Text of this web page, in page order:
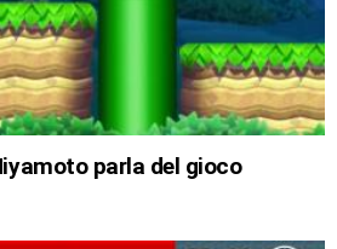
parla del gioco